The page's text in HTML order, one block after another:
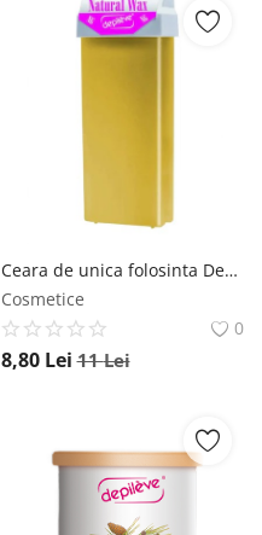
Ceara de unica folosinta Depileve Naturala roll-on 100 ml Depileve
Cosmetice
0
8,80 Lei 11Lei